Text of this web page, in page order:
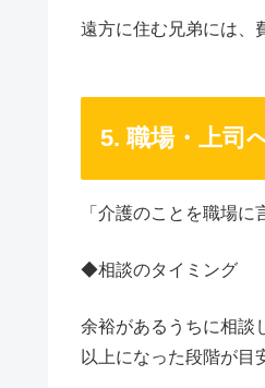
遠方に住む兄弟には、
5. 職場・上司
「介護のことを職場
◆相談のタイミング
余裕があるうちに相談
以上になった段階が目